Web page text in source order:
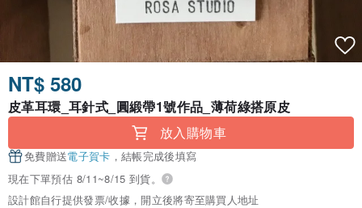
NT$ 580
皮革耳環_耳針式_圓緞帶1號作品_薄荷綠搭原皮
放入購物車
免費贈送電子賀卡 ，結帳完成後填寫
現在下單預估 8/11~8/15 到貨。
設計館自行提供發票/收據，開立後將寄至購買人地址